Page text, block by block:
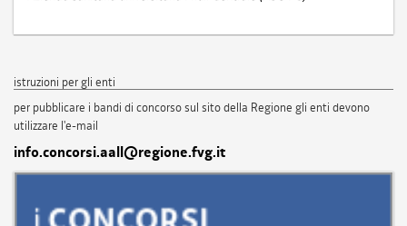
istruzioni per gli enti
per pubblicare i bandi di concorso sul sito della Regione gli enti devono
utilizzare l'e-mail
info.concorsi.aall@regione.fvg.it